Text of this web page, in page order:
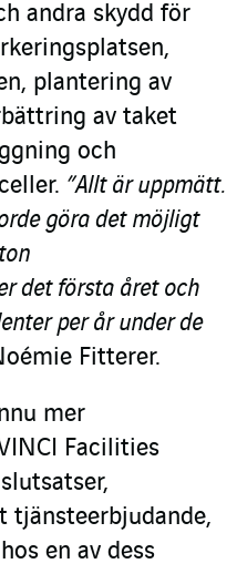
andra skydd för
plantering av
av taket
och
”Allt är uppmätt.
göra det möjligt
det första året och
per år under de
Fitterer.
mer
Facilities
tjänsteerbjudande,
en av dess